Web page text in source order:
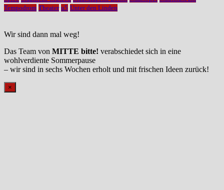
Tempodrom Theater u5 Unter den Linden
Wir sind dann mal weg!
Das Team von MITTE bitte! verabschiedet sich in eine
wohlverdiente Sommerpause
– wir sind in sechs Wochen erholt und mit frischen Ideen zurück!
×